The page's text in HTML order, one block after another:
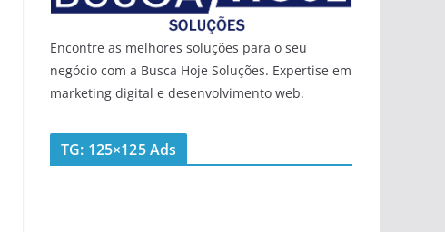
Encontre as melhores soluções para o seu
negócio com a Busca Hoje Soluções. Expertise em
marketing digital e desenvolvimento web.
TG: 125×125 Ads